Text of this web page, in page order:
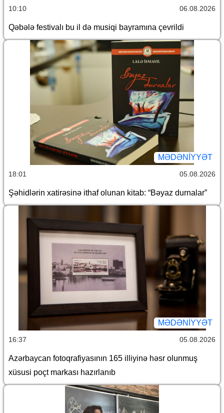
10:10 06.08.2026
Qəbələ festivalı bu il də musiqi bayramına çevrildi
MƏDƏNIYYƏT
18:01 05.08.2026
Şəhidlərin xatirəsinə ithaf olunan kitab: “Bəyaz durnalar”
MƏDƏNIYYƏT
16:37 05.08.2026
Azərbaycan fotoqrafiyasının 165 illiyinə həsr olunmuş
xüsusi poçt markası hazırlanıb